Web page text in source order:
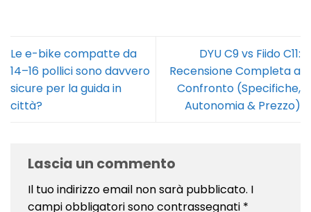
Le e-bike compatte da
14–16 pollici sono davvero
sicure per la guida in
città?
DYU C9 vs Fiido C11:
Recensione Completa a
Confronto (Specifiche,
Autonomia & Prezzo)
Lascia un commento
Il tuo indirizzo email non sarà pubblicato. I
campi obbligatori sono contrassegnati *